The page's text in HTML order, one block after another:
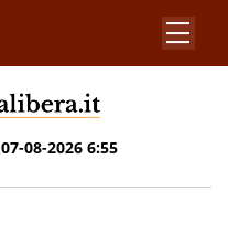
07-08-2026 6:55